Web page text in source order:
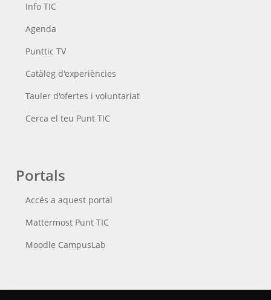
Info TIC
Agenda
Punttic TV
Catàleg d'experiències
Tauler d'ofertes i voluntariat
Cerca el teu Punt TIC
Portals
Accés a aquest portal
Mattermost Punt TIC
Moodle CampusLab